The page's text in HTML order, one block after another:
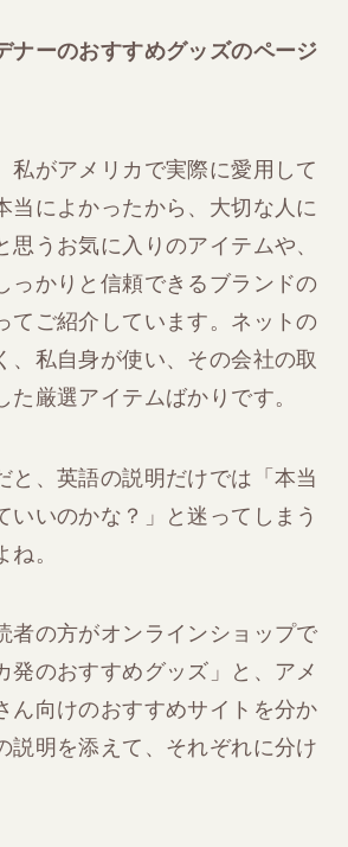
ナーのおすすめグッズのページ
私がアメリカで実際に愛用して
当によかったから、大切な人に
思うお気に入りのアイテムや、
っかりと信頼できるブランドの
てご紹介しています。ネットの
、私自身が使い、その会社の取
た厳選アイテムばかりです。
と、英語の説明だけでは「本当
いいのかな？」と迷ってしまう
。
者の方がオンラインショップで
発のおすすめグッズ」と、アメ
ん向けのおすすめサイトを分か
説明を添えて、それぞれに分け